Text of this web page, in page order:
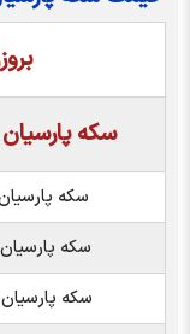
سکه
سکه پارسیان ۰/
سکه پارسیان ۰/۲۰۰
سکه پارسیان ۰/۳۰۰